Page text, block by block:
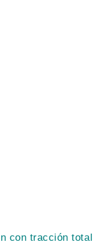
con tracción total